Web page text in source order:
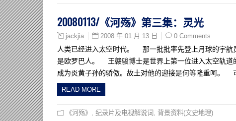
20080113/《河殇》第三集：灵光
jackjia 2008 年 01 月 13 日 0 Comments
人类已经进入太空时代。 那一批批率先登上月球的宇航
是欧罗巴人。 王赣骏博士是世界上第一位进入太空轨道
成为炎黄子孙的骄傲。故土对他的迎接是何等隆重呵。
READ MORE
《河殇》 纪录片及电视解说词 背景资料(文史地理)